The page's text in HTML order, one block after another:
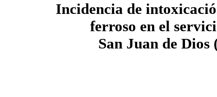
Incidencia de
ferroso en el
San Juan de